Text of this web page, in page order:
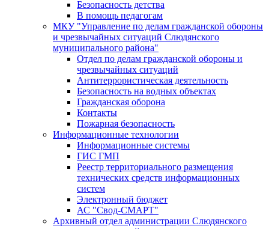
Безопасность детства
В помощь педагогам
МКУ "Управление по делам гражданской обороны
и чрезвычайных ситуаций Слюдянского
муниципального района"
Отдел по делам гражданской обороны и
чрезвычайных ситуаций
Антитеррористическая деятельность
Безопасность на водных объектах
Гражданская оборона
Контакты
Пожарная безопасность
Информационные технологии
Информационные системы
ГИС ГМП
Реестр территориального размещения
технических средств информационных
систем
Электронный бюджет
АС "Свод-СМАРТ"
Архивный отдел администрации Слюдянского